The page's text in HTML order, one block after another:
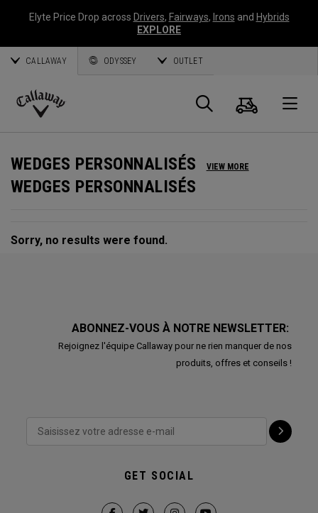
Elyte Price Drop across Drivers, Fairways, Irons and Hybrids
EXPLORE
CALLAWAY ODYSSEY OUTLET
Callaway
Panier
WEDGES PERSONNALISÉS VIEW MORE
WEDGES PERSONNALISÉS
Sorry, no results were found.
ABONNEZ-VOUS À NOTRE NEWSLETTER:
Rejoignez l'équipe Callaway pour ne rien manquer de nos
produits, offres et conseils !
GET SOCIAL